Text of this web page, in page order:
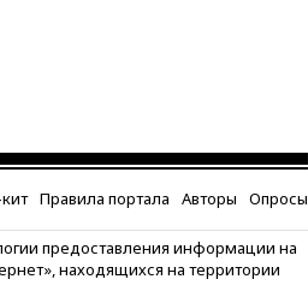
Правила портала Авторы Опросы
предоставления информации на
находящихся на территории